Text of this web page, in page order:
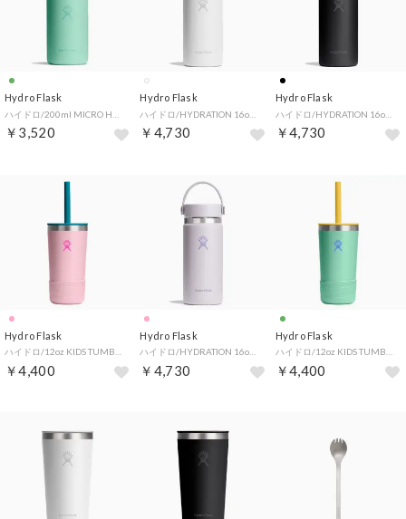
Hydro Flask
￥3,520
Hydro Flask
￥4,730
Hydro Flask
ハイドロ/HYDRATION 16oz WIDE MOUTH 【返品不可商品】（Black）
￥4,730
Hydro Flask
￥4,400
Hydro Flask
￥4,730
Hydro Flask
￥4,400